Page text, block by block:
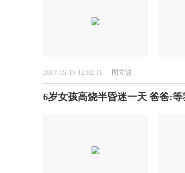
2017-05-19 12:02:11 周立波
6岁女孩高烧半昏迷一天 爸爸: